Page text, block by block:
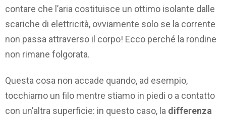
contare che l’aria costituisce un ottimo isolante dalle
scariche di elettricità, ovviamente solo se la corrente
non passa attraverso il corpo! Ecco perché la rondine
non rimane folgorata.
Questa cosa non accade quando, ad esempio,
tocchiamo un filo mentre stiamo in piedi o a contatto
con un’altra superficie: in questo caso, la differenza